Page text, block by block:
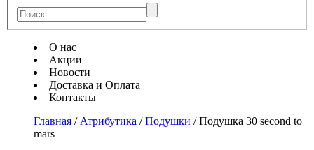
О нас
Акции
Новости
Доставка и Оплата
Контакты
Главная / Атрибутика /Подушки /Подушка 30 second to
mars